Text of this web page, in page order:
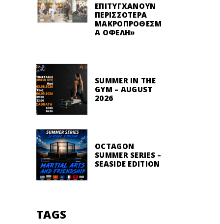
ΕΠΙΤΥΓΧΆΝΟΥΝ
ΠΕΡΙΣΣΌΤΕΡΑ
ΜΑΚΡΟΠΡΌΘΕΣΜ
Α ΟΦΈΛΗ»
SUMMER IN THE
GYM – AUGUST
2026
OCTAGON
SUMMER SERIES –
SEASIDE EDITION
TAGS